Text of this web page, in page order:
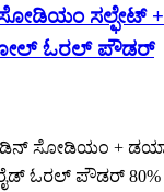
ಸೋಡಿಯಂ ಸಲ್ಫೇಟ್ +
ಓರಲ್ ಪೌಡರ್